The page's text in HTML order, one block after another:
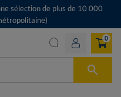
sélection de plus de 10 000

0